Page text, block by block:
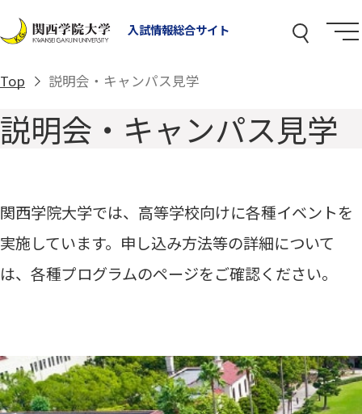
入試情報総合サイト
Top 説明会・キャンパス見学
説明会・キャンパス見学
関西学院大学では、高等学校向けに各種イベントを
実施しています。申し込み方法等の詳細について
は、各種プログラムのページをご確認ください。